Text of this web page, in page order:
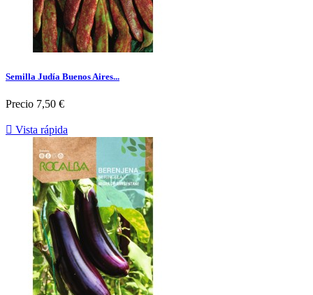
Semilla Judía Buenos Aires...
Precio 7,50 €
 Vista rápida